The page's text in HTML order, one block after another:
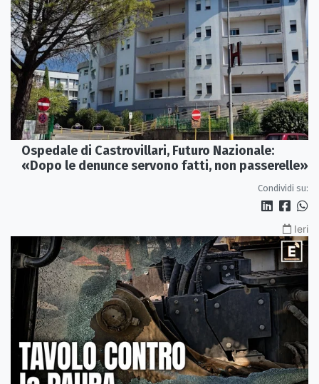
Ospedale di Castrovillari, Futuro Nazionale:
«Dopo le denunce servono fatti, non passerelle»
Condividi su:
Ieri